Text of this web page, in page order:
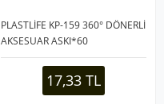
PLASTLİFE KP-159 360° DÖNERLİ
AKSESUAR ASKI*60
17,33 TL